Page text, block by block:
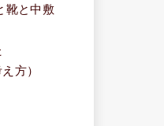
靴と中敷
方）